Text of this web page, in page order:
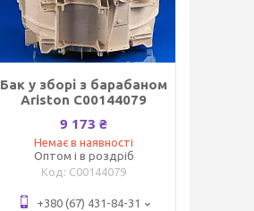
Бак у зборі з барабаном
Ariston C00144079
9 173 ₴
Немає в наявності
Оптом і в роздріб
C00144079
+380 (67) 431-84-31